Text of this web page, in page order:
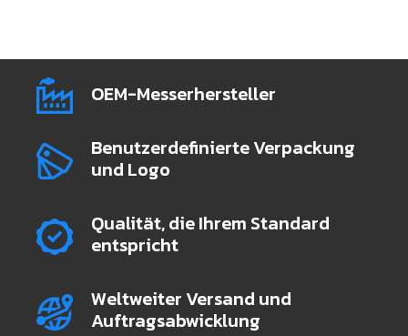
OEM-Messerhersteller
Benutzerdefinierte Verpackung
und Logo
Qualität, die Ihrem Standard
entspricht
Weltweiter Versand und
Auftragsabwicklung